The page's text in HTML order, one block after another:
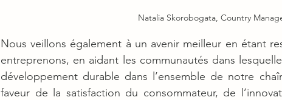
Natalia Skorobogata, Country
Nous veillons également à un avenir meilleur en étant
entreprenons, en aidant les communautés dans
développement durable dans l’ensemble de notre
faveur de la satisfaction du consommateur, de